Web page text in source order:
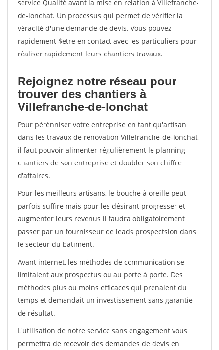
service Qualité avant la mise en relation à Villefranche-
de-lonchat. Un processus qui permet de vérifier la
véracité d'une demande de devis. Vous pouvez
rapidement $etre en contact avec les particuliers pour
réaliser rapidement leurs chantiers travaux.
Rejoignez notre réseau pour
trouver des chantiers à
Villefranche-de-lonchat
Pour pérénniser votre entreprise en tant qu'artisan
dans les travaux de rénovation Villefranche-de-lonchat,
il faut pouvoir alimenter régulièrement le planning
chantiers de son entreprise et doubler son chiffre
d'affaires.
Pour les meilleurs artisans, le bouche à oreille peut
parfois suffire mais pour les désirant progresser et
augmenter leurs revenus il faudra obligatoirement
passer par un fournisseur de leads prospectsion dans
le secteur du bâtiment.
Avant internet, les méthodes de communication se
limitaient aux prospectus ou au porte à porte. Des
méthodes plus ou moins efficaces qui prenaient du
temps et demandait un investissement sans garantie
de résultat.
L'utilisation de notre service sans engagement vous
permettra de recevoir des demandes de devis en